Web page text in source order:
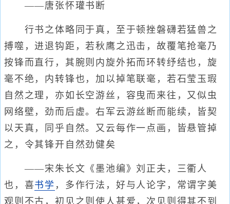
——唐张怀瓘书断
行书之体略同于真，至于顿挫磐礴若猛兽之
搏噬，进退钩距，若秋鹰之迅击，故覆笔抢毫乃
按锋而直行，其腕则内旋外拓而环转纾结也，旋
毫不绝，内转锋也，加以掉笔联毫，若石莹玉瑕
自然之理，亦如长空游丝，容曳而来往，又似虫
网络壁，劲而后虚。右军云游丝断而能续，皆契
以天真，同乎自然。又云每作一点画，皆悬管掉
之，令其锋开自然劲健矣
——宋朱长文《墨池编》刘正夫，三衢人
也，喜书学 ，多作行法，好与人论字，常谓字美
观则不古，初见之则使人甚爱，次见则得其不到